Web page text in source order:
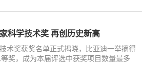
科学技术奖 再创历史新高
术奖获奖名单正式揭晓，比亚迪一举摘得
奖，成为本届评选中获奖项目数量最多